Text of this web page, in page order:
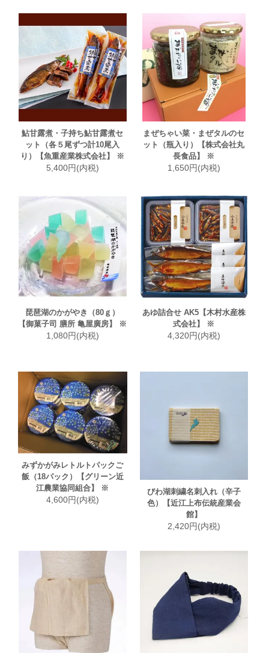
鮎甘露煮・子持ち鮎甘露煮セ
ット（各５尾ずつ計10尾入
り）【魚重産業株式会社】 ※
5,400円(内税)
まぜちゃい菜・まぜタルのセ
ット（瓶入り）【株式会社丸
長食品】 ※
1,650円(内税)
琵琶湖のかがやき（80ｇ）
【御菓子司 膳所 亀屋廣房】 ※
1,080円(内税)
あゆ詰合せ AK5【木村水産株
式会社】 ※
4,320円(内税)
みずかがみレトルトパックご
飯（18パック）【グリーン近
江農業協同組合】 ※
4,600円(内税)
びわ湖刺繍名刺入れ（辛子
色）【近江上布伝統産業会
館】
2,420円(内税)